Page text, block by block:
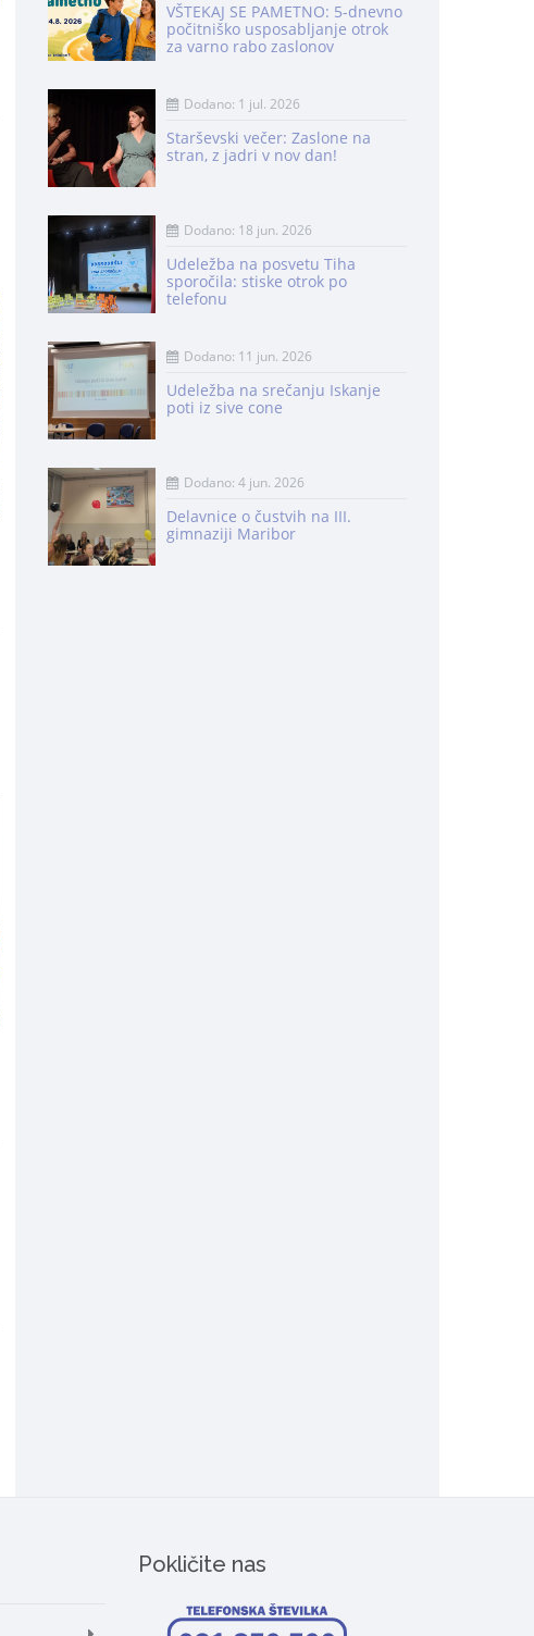
VŠTEKAJ SE PAMETNO: 5-dnevno
počitniško usposabljanje otrok
za varno rabo zaslonov
Dodano: 1 jul. 2026
Starševski večer: Zaslone na
stran, z jadri v nov dan!
Dodano: 18 jun. 2026
Udeležba na posvetu Tiha
sporočila: stiske otrok po
telefonu
Dodano: 11 jun. 2026
Udeležba na srečanju Iskanje
poti iz sive cone
Dodano: 4 jun. 2026
Delavnice o čustvih na III.
gimnaziji Maribor
Pokličite nas